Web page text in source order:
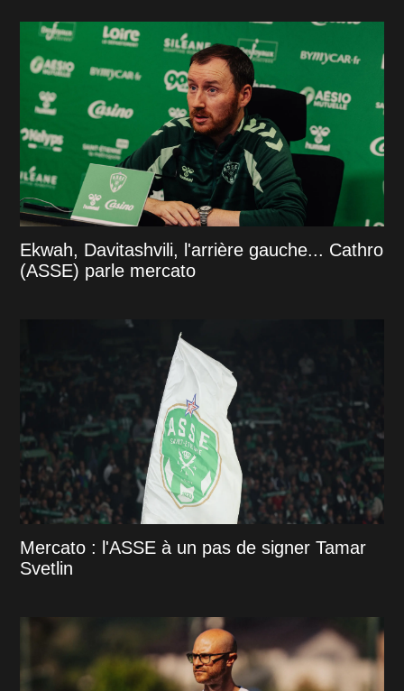
Ekwah, Davitashvili, l'arrière gauche... Cathro
(ASSE) parle mercato
Mercato : l'ASSE à un pas de signer Tamar
Svetlin